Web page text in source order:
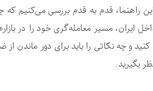
راهنما، قدم به قدم بررسی می‌کنیم که
ایران، مسیر معامله‌گری خود را در
کنید و چه نکاتی را باید برای دور ماندن
بگیرید.